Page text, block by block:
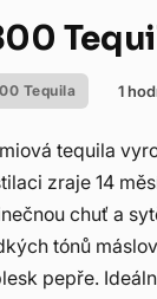
Tequila 1
tequila
zraje 14
chuť a
tónů
pepře.